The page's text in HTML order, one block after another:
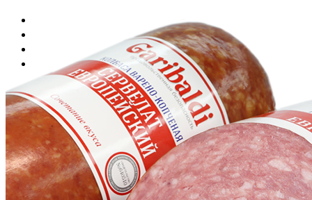
Главная
Каталог
Колбасы
Копченые колбасы
Сервелат Европейский